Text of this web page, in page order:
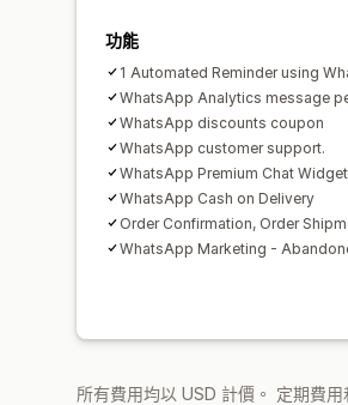
功能
1 Automated Reminder using
WhatsApp Analytics message
WhatsApp discounts coupon
WhatsApp customer support.
WhatsApp Premium Chat Widget
WhatsApp Cash on Delivery
Order Confirmation, Order
WhatsApp Marketing -
所有費用均以 USD 計價。 定期費